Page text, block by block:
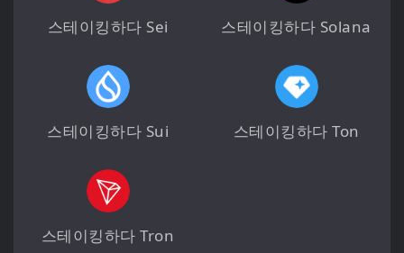
스테이킹하다 Sei 스테이킹하다 Solana
스테이킹하다 Sui 스테이킹하다 Ton
스테이킹하다 Tron